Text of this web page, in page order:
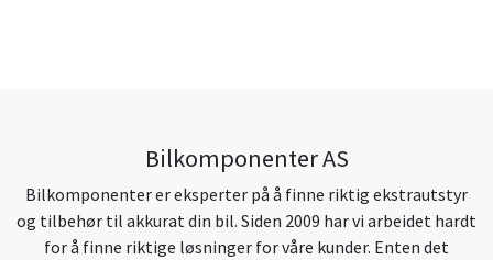
Bilkomponenter AS
Bilkomponenter er eksperter på å finne riktig ekstrautstyr
og tilbehør til akkurat din bil. Siden 2009 har vi arbeidet hardt
for å finne riktige løsninger for våre kunder. Enten det